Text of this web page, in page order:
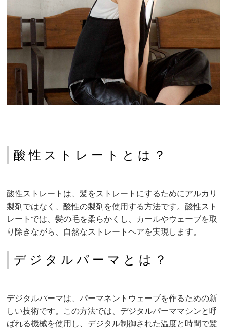
酸性ストレートとは？
酸性ストレートは、髪をストレートにするためにアルカリ
製剤ではなく、酸性の製剤を使用する方法です。酸性スト
レートでは、髪の毛を柔らかくし、カールやウェーブを取
り除きながら、自然なストレートヘアを実現します。
デジタルパーマとは？
デジタルパーマは、パーマネントウェーブを作るための新
しい技術です。この方法では、デジタルパーママシンと呼
ばれる機械を使用し、デジタル制御された温度と時間で髪